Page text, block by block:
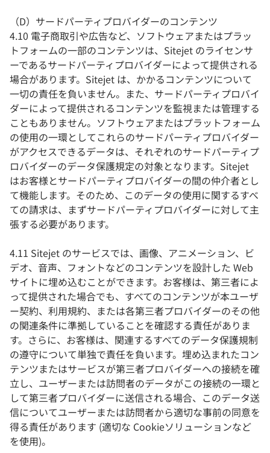
（D）サードパーティプロバイダーのコンテンツ
4.10 電子商取引や広告など、ソフトウェアまたはプラッ
トフォームの一部のコンテンツは、Sitejet のライセンサ
ーであるサードパーティプロバイダーによって提供される
場合があります。Sitejet は、かかるコンテンツについて
一切の責任を負いません。また、サードパーティプロバイ
ダーによって提供されるコンテンツを監視または管理する
こともありません。ソフトウェアまたはプラットフォーム
の使用の一環としてこれらのサードパーティプロバイダー
がアクセスできるデータは、それぞれのサードパーティプ
ロバイダーのデータ保護規定の対象となります。Sitejet
はお客様とサードパーティプロバイダーの間の仲介者とし
て機能します。そのため、このデータの使用に関するすべ
ての請求は、まずサードパーティプロバイダーに対して主
張する必要があります。
4.11 Sitejet のサービスでは、画像、アニメーション、ビ
デオ、音声、フォントなどのコンテンツを設計した Web
サイトに埋め込むことができます。お客様は、第三者によ
って提供された場合でも、すべてのコンテンツが本ユーザ
ー契約、利用規約、または各第三者プロバイダーのその他
の関連条件に準拠していることを確認する責任がありま
す。さらに、お客様は、関連するすべてのデータ保護規制
の遵守について単独で責任を負います。埋め込まれたコン
テンツまたはサービスが第三者プロバイダーへの接続を確
立し、ユーザーまたは訪問者のデータがこの接続の一環と
して第三者プロバイダーに送信される場合、このデータ送
信についてユーザーまたは訪問者から適切な事前の同意を
得る責任があります (適切な Cookieソリューションなど
を使用)。